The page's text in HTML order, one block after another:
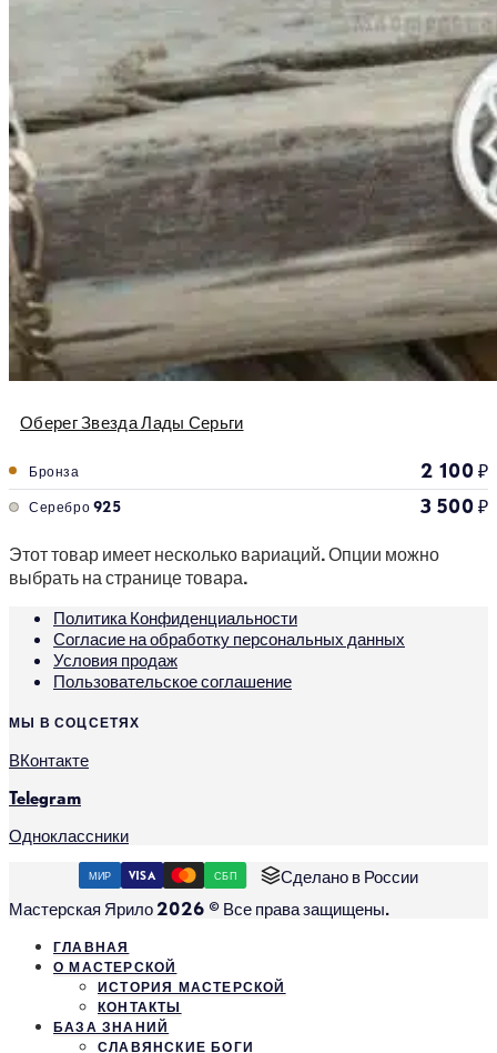
Оберег Звезда Лады Серьги
Бронза 2 100₽
Серебро 925 3 500₽
Этот товар имеет несколько вариаций. Опции можно
выбрать на странице товара.
Политика Конфиденциальности
Согласие на обработку персональных данных
Условия продаж
Пользовательское соглашение
МЫ В СОЦСЕТЯХ
ВКонтакте
Telegram
Одноклассники
МИР VISA СБП
Сделано в России
Мастерская Ярило 2026 © Все права защищены.
ГЛАВНАЯ
О МАСТЕРСКОЙ
ИСТОРИЯ МАСТЕРСКОЙ
КОНТАКТЫ
БАЗА ЗНАНИЙ
СЛАВЯНСКИЕ БОГИ